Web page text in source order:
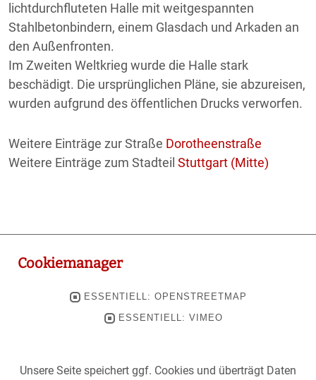
lichtdurchfluteten Halle mit weitgespannten
Stahlbetonbindern, einem Glasdach und Arkaden an
den Außenfronten.
Im Zweiten Weltkrieg wurde die Halle stark
beschädigt. Die ursprünglichen Pläne, sie abzureisen,
wurden aufgrund des öffentlichen Drucks verworfen.
Weitere Einträge zur Straße Dorotheenstraße
Weitere Einträge zum Stadteil Stuttgart (Mitte)
Cookiemanager
ESSENTIELL: OPENSTREETMAP
ESSENTIELL: VIMEO
Unsere Seite speichert ggf. Cookies und überträgt Daten